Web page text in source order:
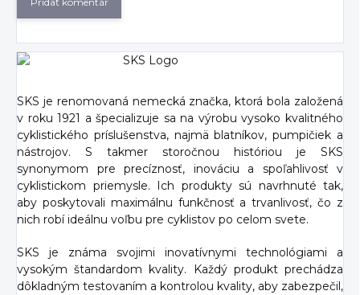
SKS je renomovaná nemecká značka, ktorá bola založená
v roku 1921 a špecializuje sa na výrobu vysoko kvalitného
cyklistického príslušenstva, najmä blatníkov, pumpičiek a
nástrojov. S takmer storočnou históriou je SKS
synonymom pre precíznosť, inováciu a spoľahlivosť v
cyklistickom priemysle. Ich produkty sú navrhnuté tak,
aby poskytovali maximálnu funkčnosť a trvanlivosť, čo z
nich robí ideálnu voľbu pre cyklistov po celom svete.
SKS je známa svojimi inovatívnymi technológiami a
vysokým štandardom kvality. Každý produkt prechádza
dôkladným testovaním a kontrolou kvality, aby zabezpečil,